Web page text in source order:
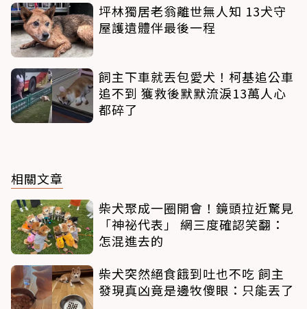
坪林獨居老翁離世無人知 13犬守
屋護遺體伴最後一程
飼主下車就丟包愛犬！柯基追公車
追不到 獲救後默默流淚13萬人心
都碎了
相關文章
柴犬聚成一圈開會！鏡頭拉近驚見
「神祕代表」 網三度確認笑翻：
怎混進去的
柴犬突然絕食餓到吐也不吃 飼主
發現真凶竟是邊牧傻眼：只能丟了